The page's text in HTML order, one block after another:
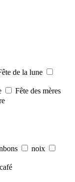
de la lune
Fête des mères
noix
café